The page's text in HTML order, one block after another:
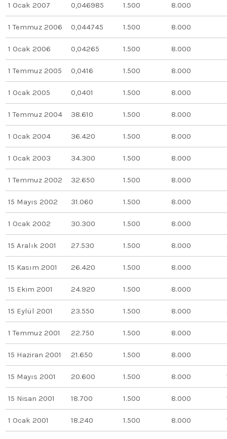
1 Ocak 2007 0,046985 1.500 8.000
1 Temmuz 2006 0,044745 1.500 8.000
1 Ocak 2006 0,04265 1.500 8.000
1 Temmuz 2005 0,0416 1.500 8.000
1 Ocak 2005 0,0401 1.500 8.000
1 Temmuz 2004 38.610 1.500 8.000
1 Ocak 2004 36.420 1.500 8.000
1 Ocak 2003 34.300 1.500 8.000
1 Temmuz 2002 32.650 1.500 8.000
15 Mayıs 2002 31.060 1.500 8.000
1 Ocak 2002 30.300 1.500 8.000
15 Aralık 2001 27.530 1.500 8.000
15 Kasım 2001 26.420 1.500 8.000
15 Ekim 2001 24.920 1.500 8.000
15 Eylül 2001 23.550 1.500 8.000
1 Temmuz 2001 22.750 1.500 8.000
15 Haziran 2001 21.650 1.500 8.000
15 Mayıs 2001 20.600 1.500 8.000
15 Nisan 2001 18.700 1.500 8.000
1 Ocak 2001 18.240 1.500 8.000